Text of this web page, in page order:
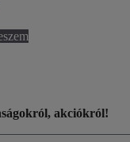
akciókról!